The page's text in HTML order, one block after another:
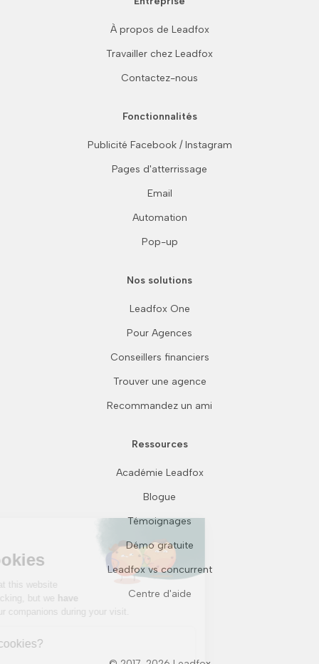
À propos de Leadfox
Travailler chez Leadfox
Contactez-nous
Fonctionnalités
Publicité Facebook / Instagram
Pages d'atterrissage
Email
Automation
Pop-up
Nos solutions
Leadfox One
Pour Agences
Conseillers financiers
Trouver une agence
Recommandez un ami
Ressources
Académie Leadfox
Blogue
Témoignages
Démo gratuite
Leadfox vs concurrent
Centre d'aide
We're the cookies
We waited to be sure that this website
interests you before knocking, but we have
to know if we can be your companions during your visit.
Why are we using cookies?